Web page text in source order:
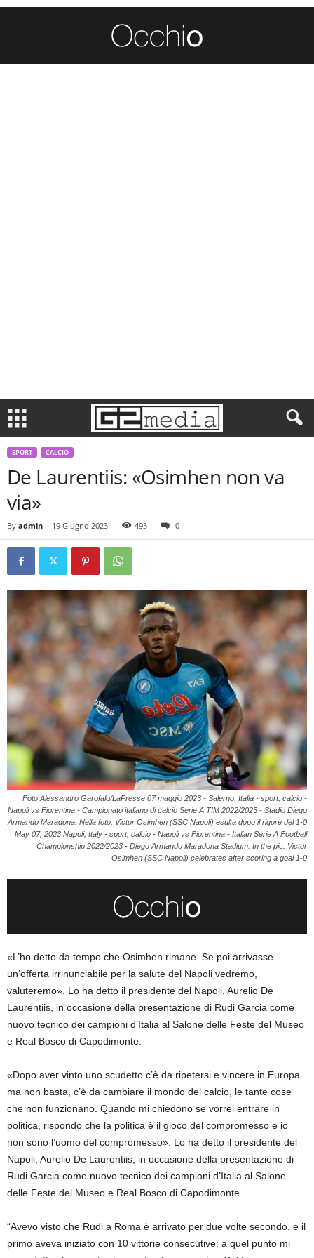
SPORT CALCIO
De Laurentiis: «Osimhen non va
via»
By admin - 19 Giugno 2023 493 0
Foto Alessandro Garofalo/LaPresse 07 maggio 2023 - Salerno, Italia - sport, calcio -
Napoli vs Fiorentina - Campionato italiano di calcio Serie A TIM 2022/2023 - Stadio Diego
Armando Maradona. Nella foto: Victor Osimhen (SSC Napoli) esulta dopo il rigore del 1-0
May 07, 2023 Napoli, Italy - sport, calcio - Napoli vs Fiorentina - Italian Serie A Football
Championship 2022/2023 - Diego Armando Maradona Stadium. In the pic: Victor
Osimhen (SSC Napoli) celebrates after scoring a goal 1-0
«L’ho detto da tempo che Osimhen rimane. Se poi arrivasse
un’offerta irrinunciabile per la salute del Napoli vedremo,
valuteremo». Lo ha detto il presidente del Napoli, Aurelio De
Laurentiis, in occasione della presentazione di Rudi Garcia come
nuovo tecnico dei campioni d’Italia al Salone delle Feste del Museo
e Real Bosco di Capodimonte.
«Dopo aver vinto uno scudetto c’è da ripetersi e vincere in Europa
ma non basta, c’è da cambiare il mondo del calcio, le tante cose
che non funzionano. Quando mi chiedono se vorrei entrare in
politica, rispondo che la politica è il gioco del compromesso e io
non sono l’uomo del compromesso». Lo ha detto il presidente del
Napoli, Aurelio De Laurentiis, in occasione della presentazione di
Rudi Garcia come nuovo tecnico dei campioni d’Italia al Salone
delle Feste del Museo e Real Bosco di Capodimonte.
“Avevo visto che Rudi a Roma è arrivato per due volte secondo, e il
primo aveva iniziato con 10 vittorie consecutive: a quel punto mi